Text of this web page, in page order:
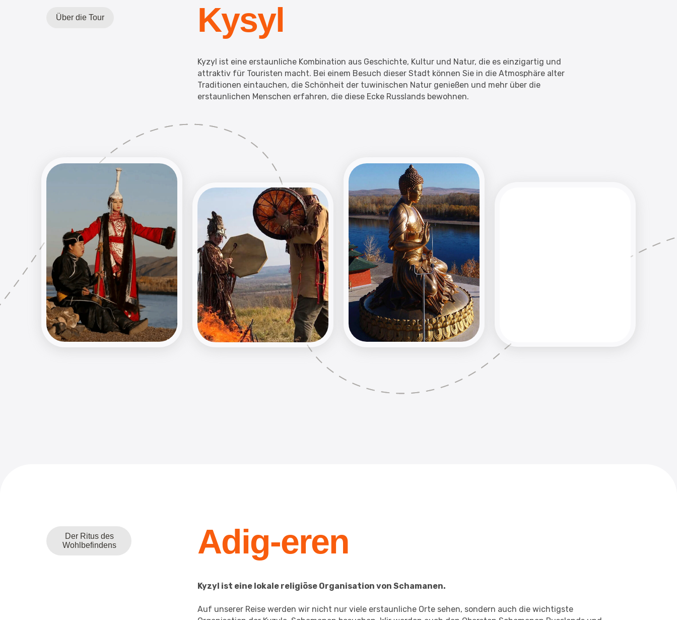
Kysyl
Kyzyl ist eine erstaunliche Kombination aus Geschichte, Kultur und Natur, die es einzigartig und
attraktiv für Touristen macht. Bei einem Besuch dieser Stadt können Sie in die Atmosphäre alter
Traditionen eintauchen, die Schönheit der tuwinischen Natur genießen und mehr über die
erstaunlichen Menschen erfahren, die diese Ecke Russlands bewohnen.
Über die Tour
Adig-eren
Der Ritus des
Wohlbefindens
Kyzyl ist eine lokale religiöse Organisation von Schamanen.
Auf unserer Reise werden wir nicht nur viele erstaunliche Orte sehen, sondern auch die wichtigste